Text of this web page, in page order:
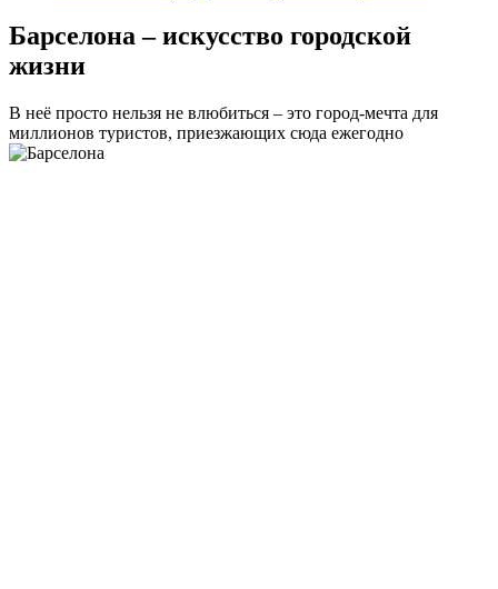
Барселона – искусство городской
жизни
В неё просто нельзя не влюбиться – это город-мечта для
миллионов туристов, приезжающих сюда ежегодно